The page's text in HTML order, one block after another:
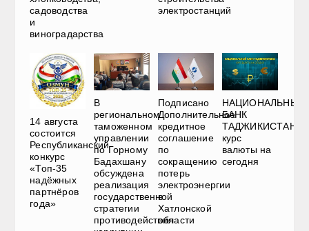
садоводства
и
виноградарства
электростанций
14 августа
состоится
Республиканский
конкурс
«Топ-35
надёжных
партнёров
года»
В
региональном
таможенном
управлении
по Горному
Бадахшану
обсуждена
реализация
государственной
стратегии
противодействия
Подписано
Дополнительное
кредитное
соглашение
по
сокращению
потерь
электроэнергии
в
Хатлонской
области
НАЦИОНАЛЬНЫЙ
БАНК
ТАДЖИКИСТАНА:
курс
валюты на
сегодня